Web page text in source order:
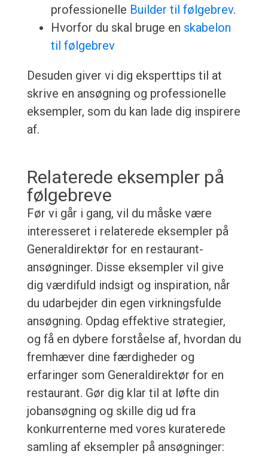
professionelle Builder til følgebrev.
Hvorfor du skal bruge en skabelon
til følgebrev
Desuden giver vi dig eksperttips til at
skrive en ansøgning og professionelle
eksempler, som du kan lade dig inspirere
af.
Relaterede eksempler på
følgebreve
Før vi går i gang, vil du måske være
interesseret i relaterede eksempler på
Generaldirektør for en restaurant-
ansøgninger. Disse eksempler vil give
dig værdifuld indsigt og inspiration, når
du udarbejder din egen virkningsfulde
ansøgning. Opdag effektive strategier,
og få en dybere forståelse af, hvordan du
fremhæver dine færdigheder og
erfaringer som Generaldirektør for en
restaurant. Gør dig klar til at løfte din
jobansøgning og skille dig ud fra
konkurrenterne med vores kuraterede
samling af eksempler på ansøgninger: